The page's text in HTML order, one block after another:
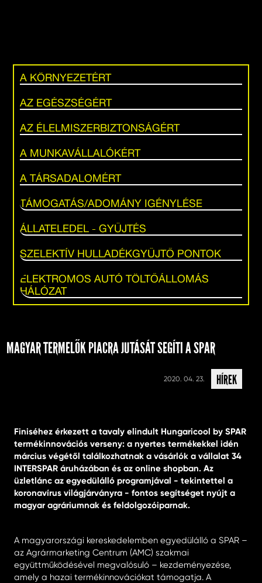
A KÖRNYEZETÉRT
AZ EGÉSZSÉGÉRT
AZ ÉLELMISZERBIZTONSÁGÉRT
A MUNKAVÁLLALÓKÉRT
A TÁRSADALOMÉRT
TÁMOGATÁS/ADOMÁNY IGÉNYLÉSE
ÁLLATELEDEL - GYŰJTÉS
SZELEKTÍV HULLADÉKGYŰJTŐ PONTOK
ELEKTROMOS AUTÓ TÖLTŐÁLLOMÁS
HÁLÓZAT
MAGYAR TERMELŐK PIACRA JUTÁSÁT SEGÍTI A SPAR
2020. 04. 23. HÍREK
Finiséhez érkezett a tavaly elindult Hungaricool by SPAR
termékinnovációs verseny: a nyertes termékekkel idén
március végétől találkozhatnak a vásárlók a vállalat 34
INTERSPAR áruházában és az online shopban. Az
üzletlánc az egyedülálló programjával - tekintettel a
koronavírus világjárványra - fontos segítséget nyújt a
magyar agráriumnak és feldolgozóiparnak.
A magyarországi kereskedelemben egyedülálló a SPAR –
az Agrármarketing Centrum (AMC) szakmai
együttműködésével megvalósuló – kezdeményezése,
amely a hazai termékinnovációkat támogatja. A